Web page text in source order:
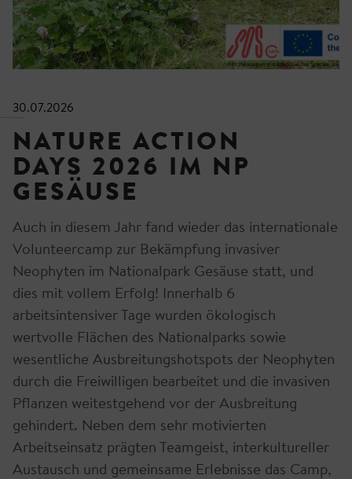
30.07.2026
NATURE ACTION
DAYS 2026 IM NP
GESÄUSE
Auch in diesem Jahr fand wieder das internationale
Volunteercamp zur Bekämpfung invasiver
Neophyten im Nationalpark Gesäuse statt, und
dies mit vollem Erfolg! Innerhalb 6
arbeitsintensiver Tage wurden ökologisch
wertvolle Flächen des Nationalparks sowie
wesentliche Ausbreitungshotspots der Neophyten
durch die Freiwilligen bearbeitet und die invasiven
Pflanzen weitestgehend vor der Ausbreitung
gehindert. Neben dem sehr motivierten
Arbeitseinsatz prägten Teamgeist, interkultureller
Austausch und gemeinsame Erlebnisse das Camp,